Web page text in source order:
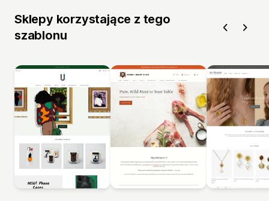
Sklepy korzystające z tego
szablonu